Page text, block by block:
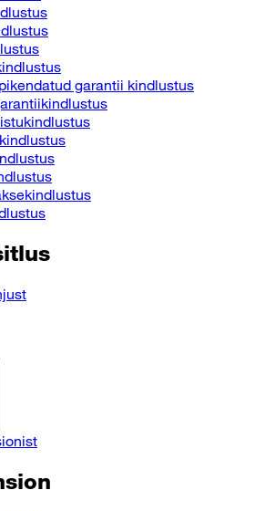
garantii kindlustus